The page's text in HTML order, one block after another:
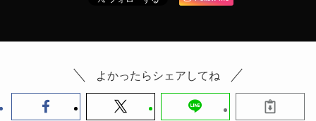
よかったらシェアしてね